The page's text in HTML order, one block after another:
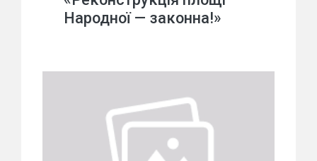
Народної — законна!»